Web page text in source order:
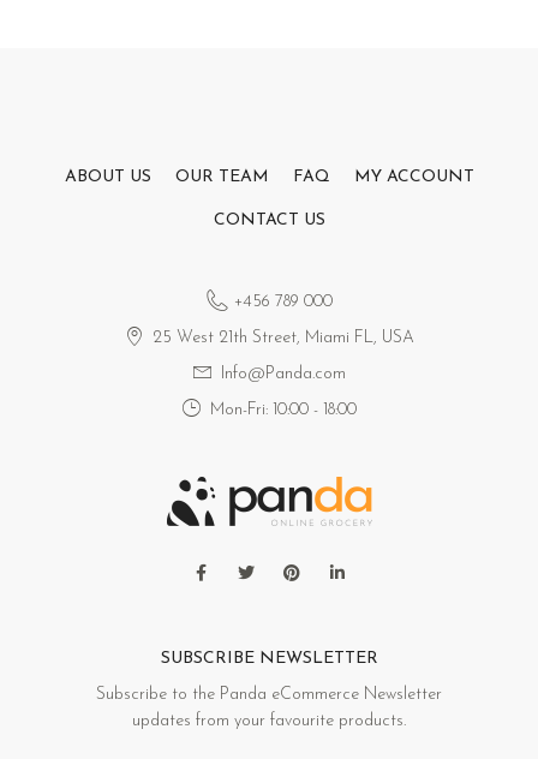
ABOUT US OUR TEAM FAQ MY ACCOUNT
CONTACT US
+456 789 000
25 West 21th Street, Miami FL, USA
Info@Panda.com
Mon-Fri: 10:00 - 18:00
SUBSCRIBE NEWSLETTER
Subscribe to the Panda eCommerce Newsletter
updates from your favourite products.